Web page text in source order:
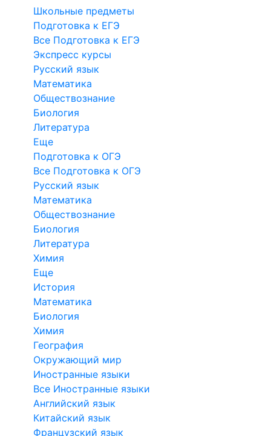
Школьные предметы
Подготовка к ЕГЭ
Все Подготовка к ЕГЭ
Экспресс курсы
Русский язык
Математика
Обществознание
Биология
Литература
Еще
Подготовка к ОГЭ
Все Подготовка к ОГЭ
Русский язык
Математика
Обществознание
Биология
Литература
Химия
Еще
История
Математика
Биология
Химия
География
Окружающий мир
Иностранные языки
Все Иностранные языки
Английский язык
Китайский язык
Французский язык